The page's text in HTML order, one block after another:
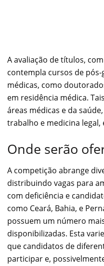
A avaliação de títulos,
contempla cursos de
médicas, como
em residência médica.
áreas médicas e da
trabalho e medicina
Onde serão
A competição abrange
distribuindo vagas para
com deficiência e
como Ceará, Bahia, e
possuem um número
disponibilizadas. Esta
que candidatos de
participar e,